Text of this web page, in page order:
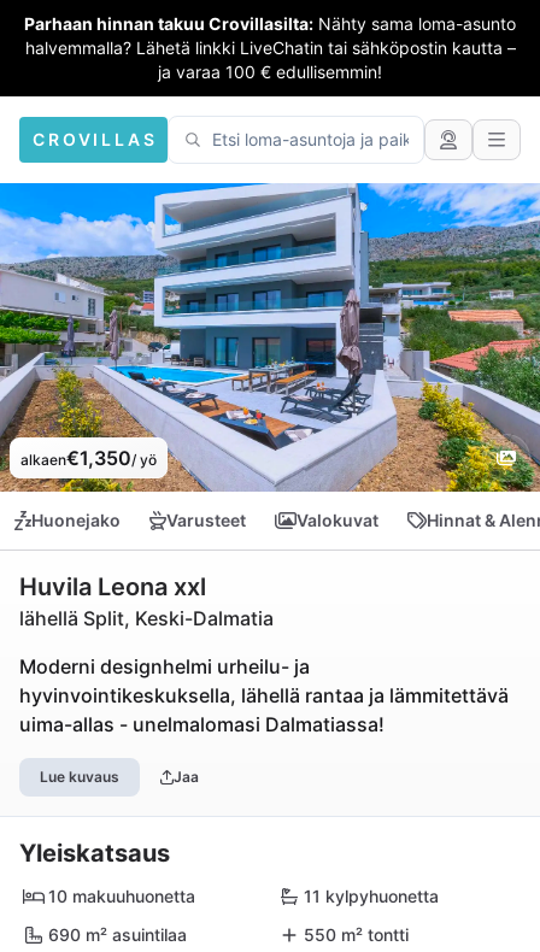
Parhaan hinnan takuu Crovillasilta: Nähty sama loma-asunto
halvemmalla? Lähetä linkki LiveChatin tai sähköpostin kautta –
ja varaa 100 € edullisemmin!
CROVILLAS
alkaen€1,350/ yö
Huonejako Varusteet Valokuvat Hinnat &
Huvila Leona xxl
lähellä Split, Keski-Dalmatia
Moderni designhelmi urheilu- ja
hyvinvointikeskuksella, lähellä rantaa ja lämmitettävä
uima-allas - unelmalomasi Dalmatiassa!
Lue kuvaus Jaa
Yleiskatsaus
10 makuuhuonetta
11 kylpyhuonetta
690 m² asuintilaa
550 m² tontti